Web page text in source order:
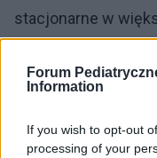
Forum
Information
If you wish to opt-out
processing of your
stacjonarne w
–Należy jeszcze
występowanie